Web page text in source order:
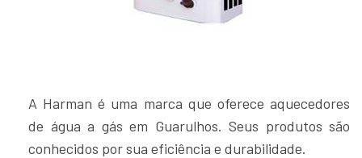
A Harman é uma marca que oferece aquecedores
de água a gás em Guarulhos. Seus produtos são
conhecidos por sua eficiência e durabilidade.